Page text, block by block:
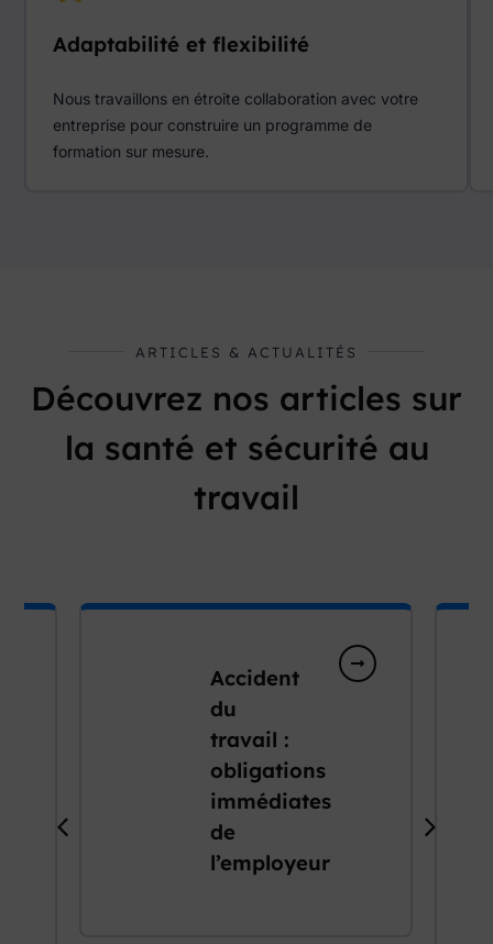
Adaptabilité et flexibilité
Nous travaillons en étroite collaboration avec votre
entreprise pour construire un programme de
formation sur mesure.
ARTICLES & ACTUALITÉS
Découvrez nos articles sur
la santé et sécurité au
travail
Accident
du
travail :
obligations
immédiates
de
l’employeur